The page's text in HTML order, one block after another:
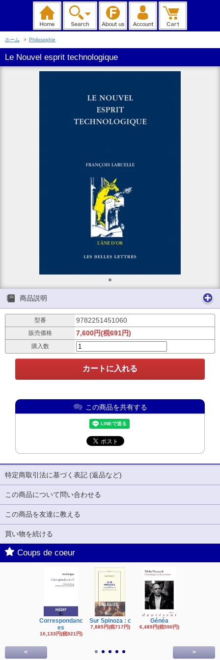
ホーム > Philosophie
Le Nouvel esprit technologique
商品説明
型番 9782251451060
販売価格 7,600円(税691円)
購入数
この商品を共有する
特定商取引法に基づく表記 (返品など)
この商品について問い合わせる
この商品を友達に教える
買い物を続ける
Coups de coeur
Correspondanc
es
10,133円(税921円)
Sur Spinoza : c
7,885円(税717円)
Généa
6,489円(税590円)
< >